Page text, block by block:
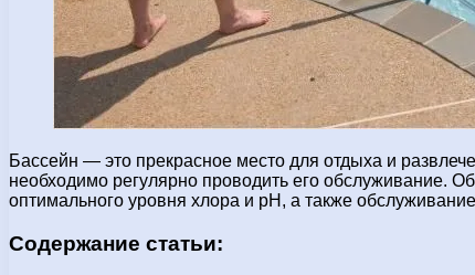
Бассейн — это прекрасное место для отдыха и
необходимо регулярно проводить его обслуживание.
оптимального уровня хлора и pH, а также
Содержание статьи: